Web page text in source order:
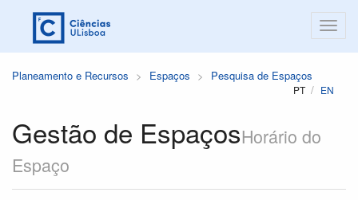
Planeamento e Recursos Espaços Pesquisa de Espaços
PT EN
Gestão de EspaçosHorário do
Espaço